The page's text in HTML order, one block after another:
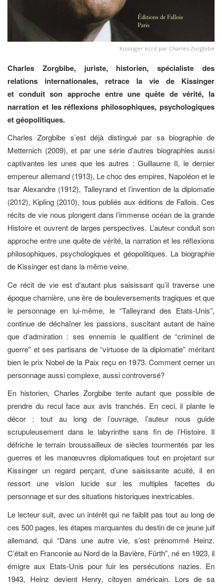
Kissinger écrit par Charles Zorgbibe
Charles Zorgbibe, juriste, historien, spécialiste des
relations internationales, retrace la vie de Kissinger
et conduit son approche entre une quête de vérité, la
narration et les réflexions philosophiques, psychologiques
et géopolitiques.
Charles Zorgbibe s’est déjà distingué par sa biographie de
Metternich (2009), et par une série d’autres biographies aussi
captivantes les unes que les autres : Guillaume II, le dernier
empereur allemand (1913), Le choc des empires, Napoléon et le
tsar Alexandre (1912), Talleyrand et l’invention de la diplomatie
(2012), Kipling (2010), tous publiés aux éditions de Fallois. Ces
récits de vie nous plongent dans l’immense océan de la grande
Histoire et ouvrent de larges perspectives. L’auteur conduit son
approche entre une quête de vérité, la narration et les réflexions
philosophiques, psychologiques et géopolitiques. La biographie
de Kissinger est dans la même veine.
Ce récit de vie est d’autant plus saisissant qu’il traverse une
époque charnière, une ère de bouleversements tragiques et que
le personnage en lui-même, le “Talleyrand des Etats-Unis”,
continue de déchaîner les passions, suscitant autant de haine
que d’admiration : ses ennemis le qualifient de “criminel de
guerre” et ses partisans de “virtuose de la diplomatie” méritant
bien le prix Nobel de la Paix reçu en 1973. Comment cerner un
personnage aussi complexe, aussi controversé?
En historien, Charles Zorgbibe tente autant que possible de
prendre du recul face aux avis tranchés. En ceci, il plante le
décor : tout au long de l’ouvrage, l’auteur nous guide
scrupuleusement dans le labyrinthe sans fin de l’Histoire. Il
défriche le terrain broussailleux de siècles tourmentés par les
guerres et les manœuvres diplomatiques tout en projetant sur
Kissinger un regard perçant, d’une saisissante acuité, il en
ressort une vision lucide sur les multiples facettes du
personnage et sur des situations historiques inextricables.
Le lecteur suit, avec un intérêt qui ne faiblit pas tout au long de
ces 500 pages, les étapes marquantes du destin de ce jeune juif
allemand, qui “Dans une autre vie, s’est prénommé Heinz.
C’était en Franconie au Nord de la Bavière, Fürth”, né en 1923, il
émigre aux Etats-Unis pour fuir les persécutions nazies. En
1943, Heinz devient Henry, citoyen américain. Lors de sa